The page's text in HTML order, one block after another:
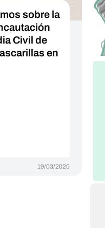
sobre la
Civil de
en
19/03/2020